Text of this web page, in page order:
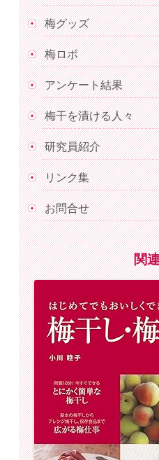
梅グッズ
梅ロボ
アンケート結果
梅干を漬ける人々
研究員紹介
リンク集
お問合せ
関